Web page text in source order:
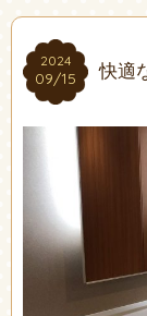
2024
09/15
2024
09/15 快適